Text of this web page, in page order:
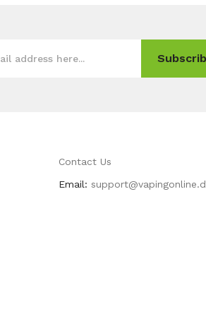
Contact Us
Email: